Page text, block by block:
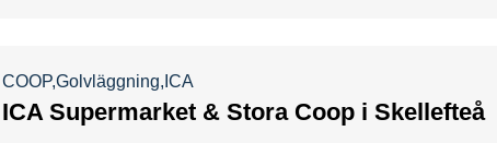
COOP Golvläggning ICA
ICA Supermarket & Stora Coop i Skellefteå